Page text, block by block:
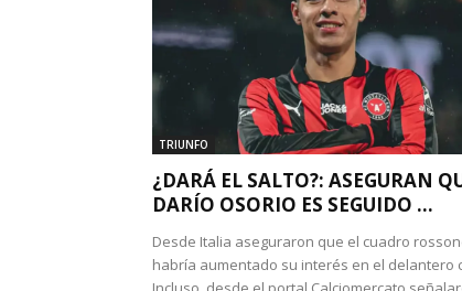
TRIUNFO
¿DARÁ EL SALTO?: ASEGURAN
DARÍO OSORIO ES SEGUIDO ...
Desde Italia aseguraron que el cuadro
habría aumentado su interés en el delantero